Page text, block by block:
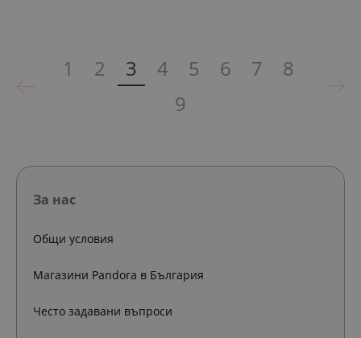
1 2 3 4 5 6 7
8
9
За нас
Общи условия
Магазини Pandora в България
Често задавани въпроси